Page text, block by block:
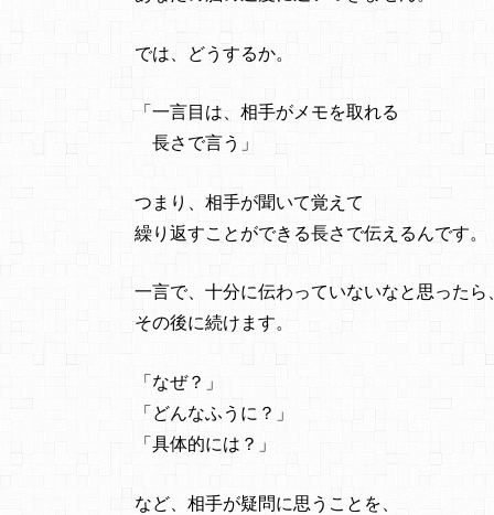
では、どうするか。
「一言目は、相手がメモを取れる
長さで言う」
つまり、相手が聞いて覚えて
繰り返すことができる長さで伝えるんです。
一言で、十分に伝わっていないなと思ったら
その後に続けます。
「なぜ？」
「どんなふうに？」
「具体的には？」
など、相手が疑問に思うことを、